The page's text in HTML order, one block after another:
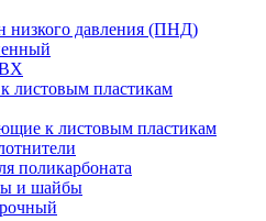
низкого давления (ПНД)
листовым пластикам
к листовым пластикам
поликарбоната
и шайбы